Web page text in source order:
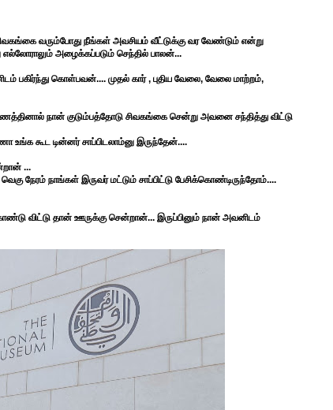
வரும்போது நீங்கள் அவசியம் வீட்டுக்கு வர வேண்டும் என்று
அழைக்கப்படும் செந்தில் பாலன்...
பகிர்ந்து கொள்பவன்.... முதல் கார் , புதிய வேலை, வேலை மாற்றம்,
நான் குடும்பத்தோடு சிவகங்கை சென்று அவனை சந்தித்து விட்டு
கூட டின்னர் சாப்பிடலாம்னு இருந்தேன்....
...
நேரம் நாங்கள் இருவர் மட்டும் சாப்பிட்டு பேசிக்கொண்டிருந்தோம்....
விட்டு தான் ஊருக்கு சென்றான்... இருப்பினும் நான் அவனிடம்